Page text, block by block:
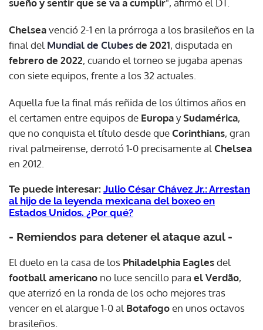
sueño y sentir que se va a cumplir", afirmó el DT.
Chelseavenció 2-1 en la prórroga a los brasileños en la
final del Mundial de Clubesde 2021, disputada en
febrero de 2022, cuando el torneo se jugaba apenas
con siete equipos, frente a los 32 actuales.
Aquella fue la final más reñida de los últimos años en
el certamen entre equipos de EuropaySudamérica,
que no conquista el título desde queCorinthians, gran
rival palmeirense, derrotó 1-0 precisamente al Chelsea
en 2012.
Te puede interesar: Julio César Chávez Jr.: Arrestan
al hijo de la leyenda mexicana del boxeo en
Estados Unidos. ¿Por qué?
- Remiendos para detener el ataque azul -
El duelo en la casa de los Philadelphia Eaglesdel
football americano no luce sencillo para el Verdão,
que aterrizó en la ronda de los ocho mejores tras
vencer en el alargue 1-0 al Botafogoen unos octavos
brasileños.